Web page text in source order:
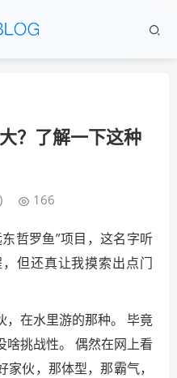
？了解一下这种
166
哲罗鱼”项目，这名字听
但还真让我摸索出点门
，在水里游的那种。 毕竟
啥挑战性。 偶然在网上看
伙，那体型，那霸气，